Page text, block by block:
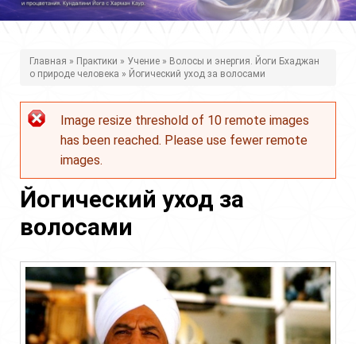
с
ь
Главная » Практики » Учение » Волосы и энергия. Йоги Бхаджан
о природе человека » Йогический уход за волосами
Сообщение
ошибке
Image resize threshold of 10 remote images
has been reached. Please use fewer remote
images.
Йогический уход за
волосами